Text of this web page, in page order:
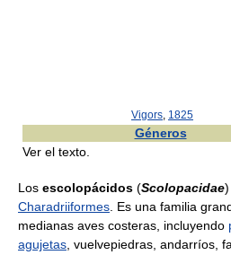
Vigors 1825
Géneros
Ver el texto.
Los escolopácidos (Scolopacidae
Charadriiformes . Es una familia
medianas aves costeras, incluyendo
agujetas , vuelvepiedras, andarríos,